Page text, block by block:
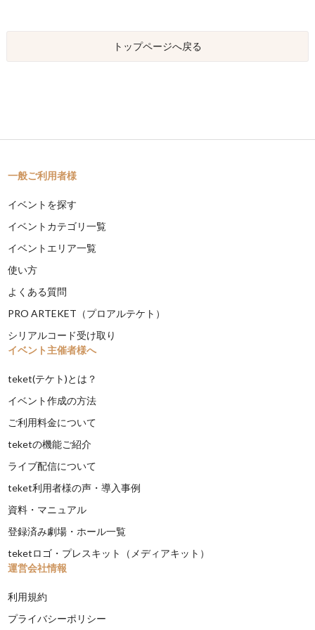
トップページへ戻る
一般ご利用者様
イベントを探す
イベントカテゴリ一覧
イベントエリア一覧
使い方
よくある質問
PRO ARTEKET（プロアルテケト）
シリアルコード受け取り
イベント主催者様へ
teket(テケト)とは？
イベント作成の方法
ご利用料金について
teketの機能ご紹介
ライブ配信について
teket利用者様の声・導入事例
資料・マニュアル
登録済み劇場・ホール一覧
teketロゴ・プレスキット（メディアキット）
運営会社情報
利用規約
プライバシーポリシー